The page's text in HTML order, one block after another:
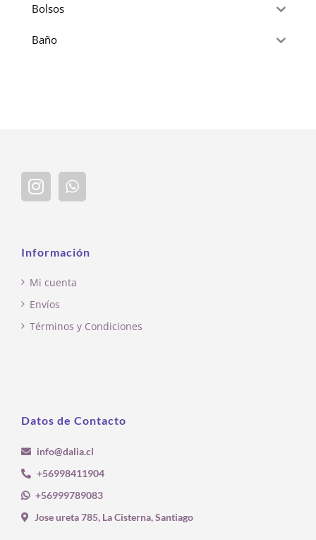
Bolsos
Baño
Información
Mi cuenta
Envíos
Términos y Condiciones
Datos de Contacto
info@dalia.cl
+56998411904
+56999789083
Jose ureta 785, La Cisterna, Santiago